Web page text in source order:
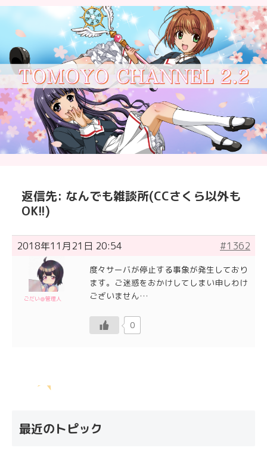
返信先: なんでも雑談所(CCさくら以外も
OK!!)
2018年11月21日 20:54 #1362
ごだい＠管理人
度々サーバが停止する事象が発生しており
ます。ご迷惑をおかけしてしまい申しわけ
ございません…
0
最近のトピック